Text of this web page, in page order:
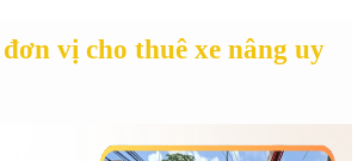
vị cho thuê xe nâng uy